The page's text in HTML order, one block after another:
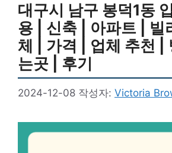
대구시 남구 봉덕1동
용 | 신축 | 아파트 | 빌
체 | 가격 | 업체 추천 |
는곳 | 후기
2024-12-08 작성자: Victoria